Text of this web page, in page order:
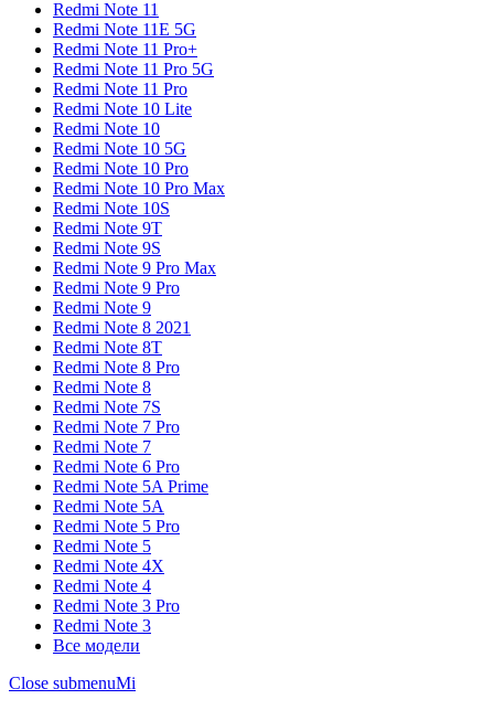
Redmi Note 11
Redmi Note 11E 5G
Redmi Note 11 Pro+
Redmi Note 11 Pro 5G
Redmi Note 11 Pro
Redmi Note 10 Lite
Redmi Note 10
Redmi Note 10 5G
Redmi Note 10 Pro
Redmi Note 10 Pro Max
Redmi Note 10S
Redmi Note 9T
Redmi Note 9S
Redmi Note 9 Pro Max
Redmi Note 9 Pro
Redmi Note 9
Redmi Note 8 2021
Redmi Note 8T
Redmi Note 8 Pro
Redmi Note 8
Redmi Note 7S
Redmi Note 7 Pro
Redmi Note 7
Redmi Note 6 Pro
Redmi Note 5A Prime
Redmi Note 5A
Redmi Note 5 Pro
Redmi Note 5
Redmi Note 4X
Redmi Note 4
Redmi Note 3 Pro
Redmi Note 3
Все модели
Close submenuMi